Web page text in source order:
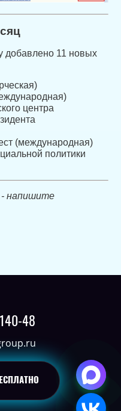
добавлено 11 новых
центра
(международная)
политики
- напишите
48